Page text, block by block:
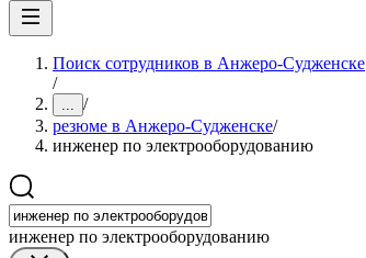
Поиск сотрудников в Анжеро-Судженске
/
... /
резюме в Анжеро-Судженске/
инженер по электрооборудованию
инженер по электрооборудованию